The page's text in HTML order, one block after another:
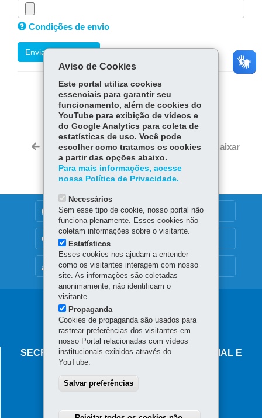
Condições de envio
Enviar mensagem
COMPARTILHE:
Facebook
Twitter
WhatsApp
Voltar Início Imprimir Baixar
MAPA DO SITE
DENUNCIE CORRUPÇÃO
OUVIDORIA
Navegação
principal
SECRETARIA DO DESENVOLVIMENTO SOCIAL E
Palácio das Araucárias
80530-915-Curitiba -PR MAPA
Aviso de Cookies
Este portal utiliza cookies
essenciais para garantir seu
funcionamento, além de cookies do
YouTube para exibição de vídeos e
do Google Analytics para coleta de
estatísticas de uso. Você pode
escolher como tratamos os cookies
a partir das opções abaixo.
Para mais informações, acesse
nossa Política de Privacidade.
Necessários
Sem esse tipo de cookie, nosso portal não
funciona plenamente. Esses cookies não
coletam informações sobre o visitante.
Estatísticos
Esses cookies nos ajudam a entender
como os visitantes interagem com nosso
site. As informações são coletadas
anonimamente, não identificam o
visitante.
Propaganda
Cookies de propaganda são usados para
rastrear preferências dos visitantes em
nosso Portal relacionadas com vídeos
institucionais exibidos através do
YouTube.
Salvar preferências